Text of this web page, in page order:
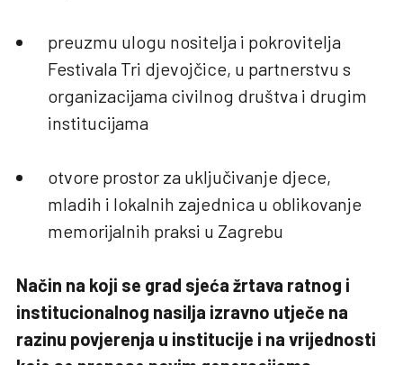
preuzmu ulogu nositelja i pokrovitelja
Festivala Tri djevojčice, u partnerstvu s
organizacijama civilnog društva i drugim
institucijama
otvore prostor za uključivanje djece,
mladih i lokalnih zajednica u oblikovanje
memorijalnih praksi u Zagrebu
Način na koji se grad sjeća žrtava ratnog i
institucionalnog nasilja izravno utječe na
razinu povjerenja u institucije i na vrijednosti